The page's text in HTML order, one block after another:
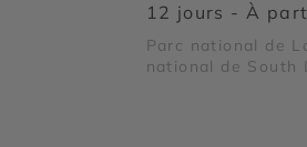
12 jours - À
Parc national de
national de South